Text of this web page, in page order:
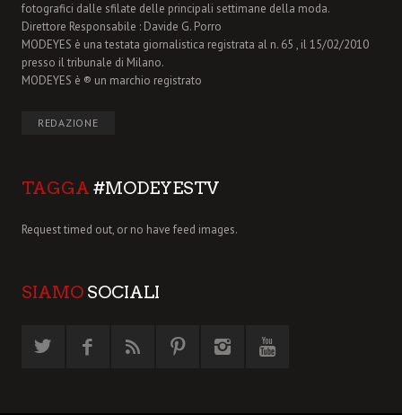
fotografici dalle sfilate delle principali settimane della moda.
Direttore Responsabile : Davide G. Porro
MODEYES è una testata giornalistica registrata al n. 65 , il 15/02/2010
presso il tribunale di Milano.
MODEYES è ® un marchio registrato
REDAZIONE
TAGGA #MODEYESTV
Request timed out, or no have feed images.
SIAMO SOCIALI